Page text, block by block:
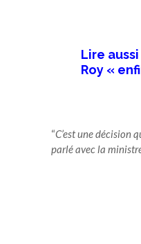
Lire
Roy «
“C’est une décision
parlé avec la